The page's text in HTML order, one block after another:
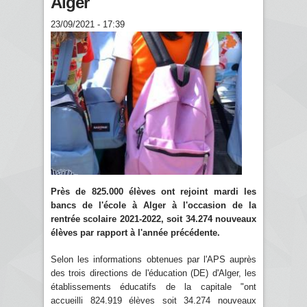
23/09/2021 - 17:39
Près de 825.000 élèves ont rejoint mardi les
bancs de l'école à Alger à l'occasion de la
rentrée scolaire 2021-2022, soit 34.274 nouveaux
élèves par rapport à l'année précédente.
Selon les informations obtenues par l'APS auprès
des trois directions de l'éducation (DE) d'Alger, les
établissements éducatifs de la capitale "ont
accueilli 824.919 élèves soit 34.274 nouveaux